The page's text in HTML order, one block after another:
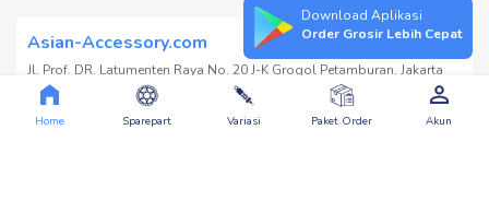
Download Aplikasi
Order Grosir Lebih Cepat
Asian-Accessory.com
Jl. Prof. DR. Latumenten Raya No. 20 J-K Grogol Petamburan. Jakarta
Barat. Prov. DKI Jakarta
Lihat Google Maps
Home Sparepart Variasi Paket Order Akun